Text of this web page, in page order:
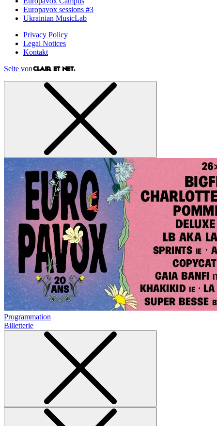
Europavox sessions #3
Ukrainian MusicLab
Privacy Policy
Legal Notices
Kontakt
Seite von
Programmation
Billetterie